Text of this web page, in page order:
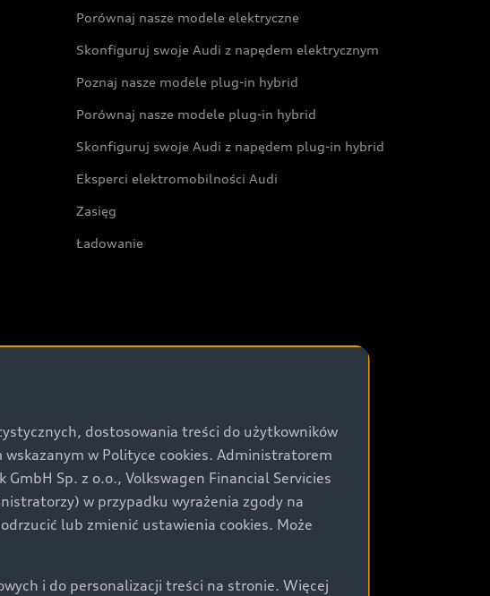
Porównaj nasze modele elektryczne
Skonfiguruj swoje Audi z napędem elektrycznym
Poznaj nasze modele plug-in hybrid
Porównaj nasze modele plug-in hybrid
Skonfiguruj swoje Audi z napędem plug-in hybrid
Eksperci elektromobilności Audi
Zasięg
Ładowanie
dostosowania treści do użytkowników
w Polityce cookies. Administratorem
Sp. z o.o., Volkswagen Financial Servicies
w przypadku wyrażenia zgody na
lub zmienić ustawienia cookies. Może
i do personalizacji treści na stronie. Więcej